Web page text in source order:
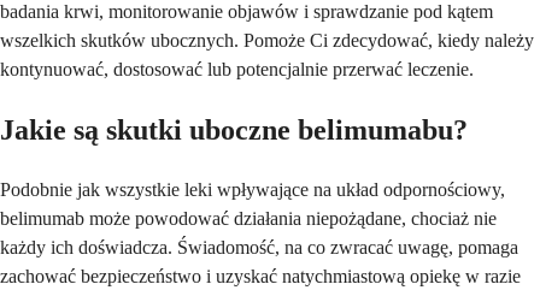
badania krwi, monitorowanie objawów i sprawdzanie pod kątem
wszelkich skutków ubocznych. Pomoże Ci zdecydować, kiedy należy
kontynuować, dostosować lub potencjalnie przerwać leczenie.
Jakie są skutki uboczne belimumabu?
Podobnie jak wszystkie leki wpływające na układ odpornościowy,
belimumab może powodować działania niepożądane, chociaż nie
każdy ich doświadcza. Świadomość, na co zwracać uwagę, pomaga
zachować bezpieczeństwo i uzyskać natychmiastową opiekę w razie